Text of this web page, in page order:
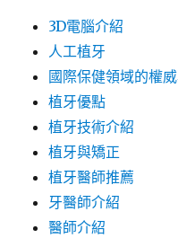
3D電腦介紹
人工植牙
國際保健領域的權
植牙優點
植牙技術介紹
植牙與矯正
植牙醫師推薦
牙醫師介紹
醫師介紹